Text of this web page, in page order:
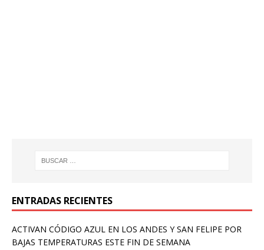
ENTRADAS RECIENTES
ACTIVAN CÓDIGO AZUL EN LOS ANDES Y SAN FELIPE POR
BAJAS TEMPERATURAS ESTE FIN DE SEMANA